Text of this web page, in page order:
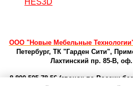
HES3D
ООО "Новые Мебельные
Петербург, ТК "Гарден Сити",
Лахтинский пр. 85-В, оф.
8-800-505-78-56 (звонок по России